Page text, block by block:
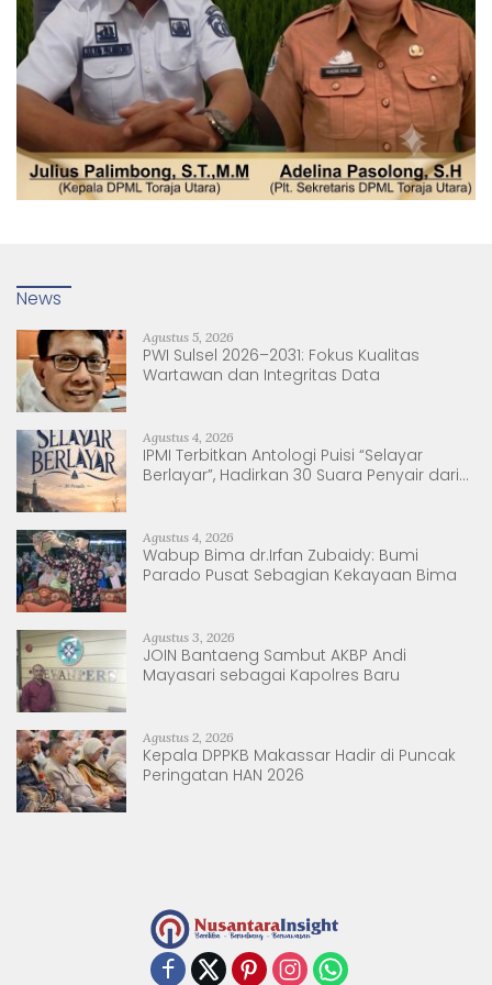
News
Agustus 5, 2026
PWI Sulsel 2026–2031: Fokus Kualitas
Wartawan dan Integritas Data
Agustus 4, 2026
IPMI Terbitkan Antologi Puisi “Selayar
Berlayar”, Hadirkan 30 Suara Penyair dari
Agustus 4, 2026
Wabup Bima dr.Irfan Zubaidy: Bumi
Parado Pusat Sebagian Kekayaan Bima
Agustus 3, 2026
JOIN Bantaeng Sambut AKBP Andi
Mayasari sebagai Kapolres Baru
Agustus 2, 2026
Kepala DPPKB Makassar Hadir di Puncak
Peringatan HAN 2026